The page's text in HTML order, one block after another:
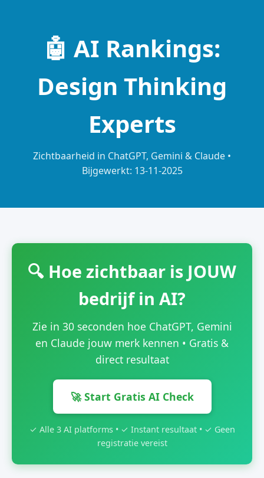
🤖 AI Rankings:
Design Thinking
Experts
Zichtbaarheid in ChatGPT, Gemini & Claude •
Bijgewerkt: 13-11-2025
🔍 Hoe zichtbaar is JOUW
bedrijf in AI?
Zie in 30 seconden hoe ChatGPT, Gemini
en Claude jouw merk kennen • Gratis &
direct resultaat
🚀 Start Gratis AI Check
✓ Alle 3 AI platforms • ✓ Instant resultaat • ✓ Geen
registratie vereist